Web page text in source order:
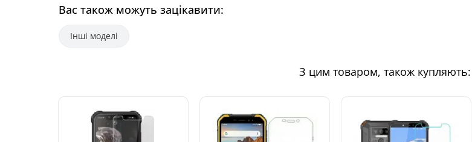
Вас також можуть зацікавити:
Інші моделі
З цим товаром, також купляють: